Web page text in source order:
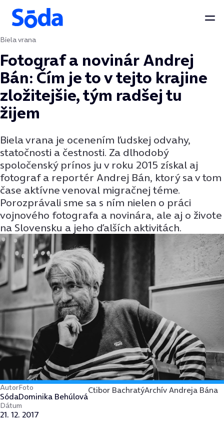
Preskočiť na obsah
Biela vrana
Fotograf a novinár Andrej
Bán: Čím je to v tejto krajine
zložitejšie, tým radšej tu
žijem
Biela vrana je ocenením ľudskej odvahy,
statočnosti a čestnosti. Za dlhodobý
spoločenský prínos ju v roku 2015 získal aj
fotograf a reportér Andrej Bán, ktorý sa v tom
čase aktívne venoval migračnej téme.
Porozprávali sme sa s ním nielen o práci
vojnového fotografa a novinára, ale aj o živote
na Slovensku a jeho ďalších aktivitách.
Autor
Sóda
Foto
Dominika Behúlová
Ctibor BachratýArchív Andreja Bána
Dátum
21. 12. 2017